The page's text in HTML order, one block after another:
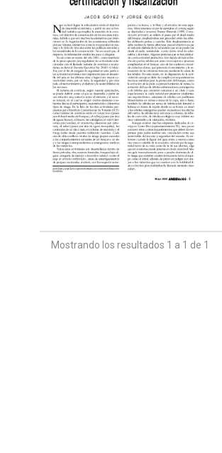
Mostrando los resultados 1 a 1 de 1